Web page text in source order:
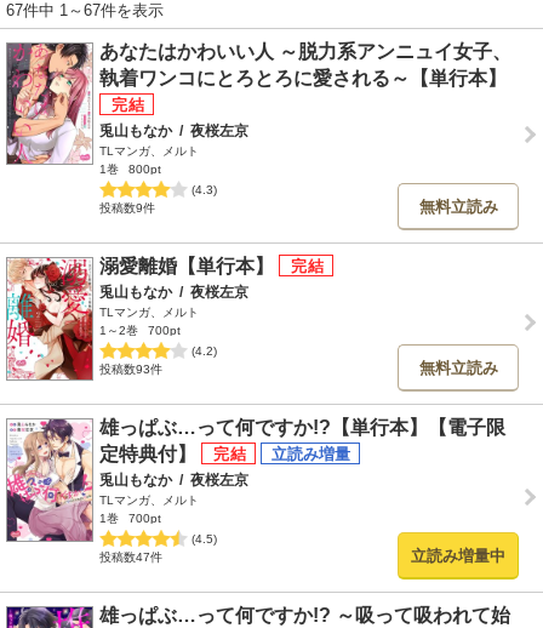
67件中 1～67件を表示
あなたはかわいい人 ～脱力系アンニュイ女子、
執着ワンコにとろとろに愛される～【単行本】
兎山もなか / 夜桜左京
TLマンガ、メルト
1巻
800pt
(4.3)
投稿数9件
無料立読み
溺愛離婚【単行本】
兎山もなか / 夜桜左京
TLマンガ、メルト
1～2巻
700pt
(4.2)
投稿数93件
無料立読み
雄っぱぶ…って何ですか!?【単行本】【電子限
定特典付】
兎山もなか / 夜桜左京
TLマンガ、メルト
1巻
700pt
(4.5)
投稿数47件
立読み増量中
雄っぱぶ…って何ですか!? ～吸って吸われて始